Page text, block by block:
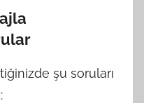
şu soruları